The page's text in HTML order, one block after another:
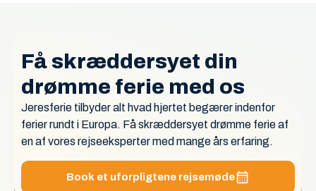
Få skræddersyet din
drømme ferie med os
Jeresferie tilbyder alt hvad hjertet begærer indenfor
ferier rundt i Europa. Få skræddersyet drømme ferie af
en af vores rejseeksperter med mange års erfaring.
Book et uforpligtene rejsemøde